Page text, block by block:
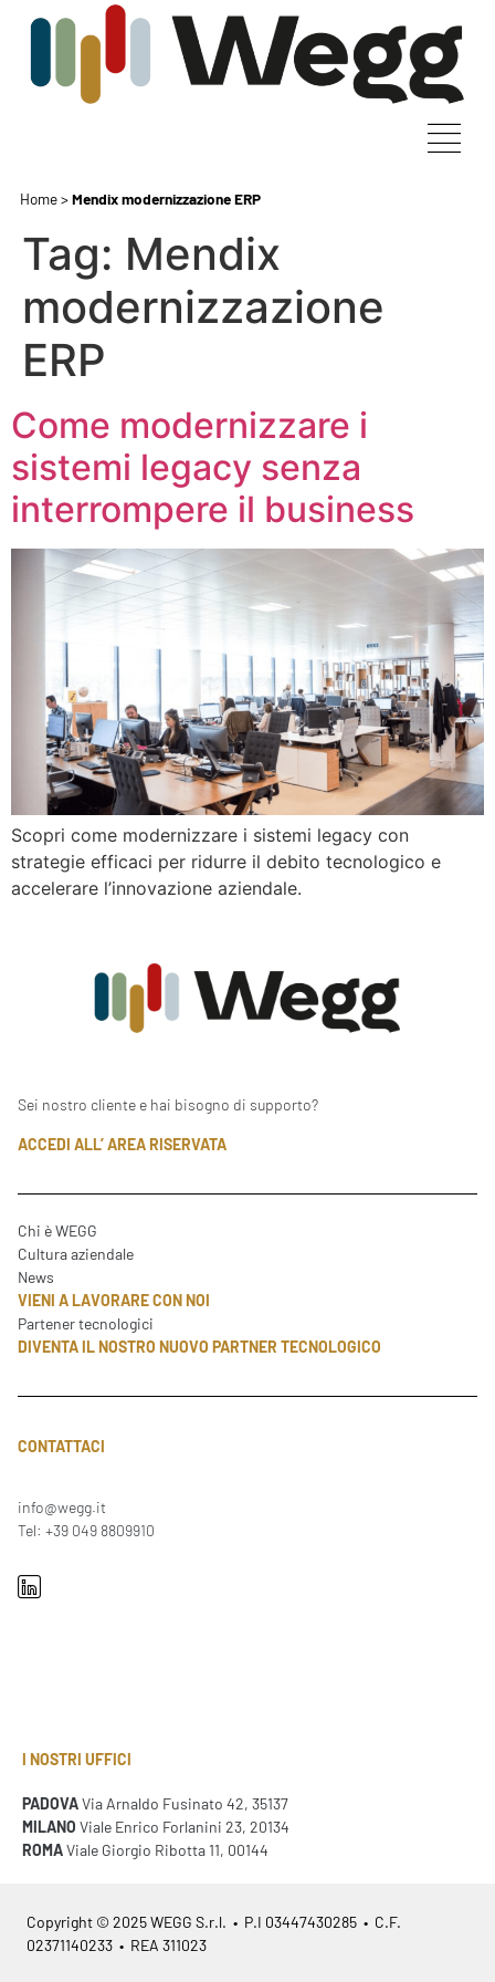
Home>Mendix modernizzazione ERP
Tag: Mendix
modernizzazione
ERP
Come modernizzare i
sistemi legacy senza
interrompere il business
Scopri come modernizzare i sistemi legacy con
strategie efficaci per ridurre il debito tecnologico e
accelerare l’innovazione aziendale.
Sei nostro cliente e hai bisogno di supporto?
ACCEDI ALL’ AREA RISERVATA
Chi è WEGG
Cultura aziendale
News
VIENI A LAVORARE CON NOI
Partener tecnologici
DIVENTA IL NOSTRO NUOVO PARTNER TECNOLOGICO
CONTATTACI
info@wegg.it
Tel: +39 049 8809910
I NOSTRI UFFICI
PADOVAVia Arnaldo Fusinato 42, 35137
MILANO Viale Enrico Forlanini 23, 20134
ROMAViale Giorgio Ribotta 11, 00144
Copyright © 2025 WEGG S.r.l. • P.I 03447430285 • C.F.
02371140233 • REA 311023